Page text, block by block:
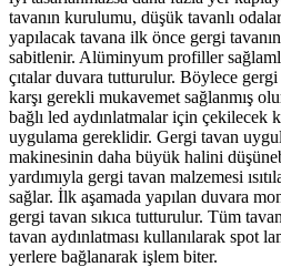
tavanın kurulumu, düşük tavanlı
yapılacak tavana ilk önce gergi
sabitlenir. Alüminyum profiller
çıtalar duvara tutturulur. Böylece gergi
karşı gerekli mukavemet sağlanmış
bağlı led aydınlatmalar için çekilecek
uygulama gereklidir. Gergi tavan
makinesinin daha büyük halini
yardımıyla gergi tavan malzemesi
sağlar. İlk aşamada yapılan duvara
gergi tavan sıkıca tutturulur. Tüm
tavan aydınlatması kullanılarak spot
yerlere bağlanarak işlem biter.